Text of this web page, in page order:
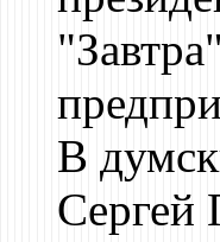
В
Сергей